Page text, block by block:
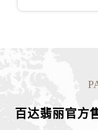
百达翡丽官方